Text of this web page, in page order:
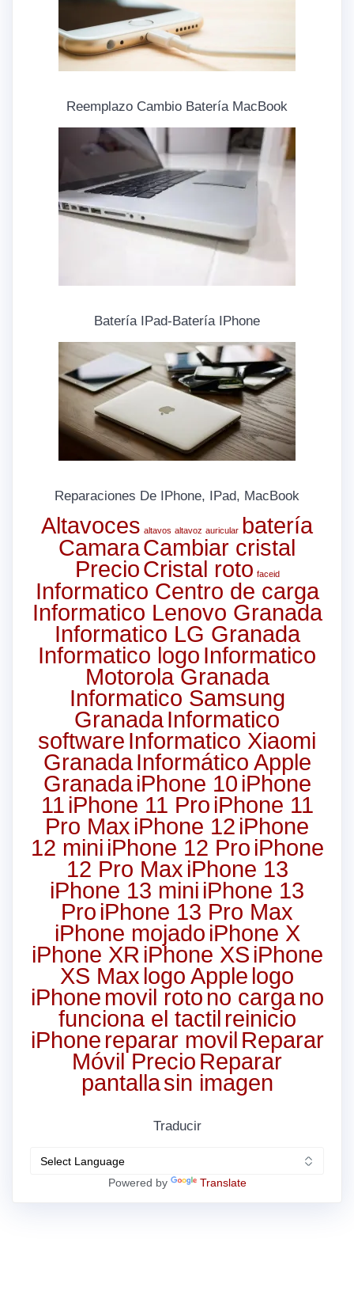
Reemplazo Cambio Batería MacBook
Batería IPad-Batería IPhone
Reparaciones De IPhone, IPad, MacBook
Altavoces altavos altavoz auricular batería
CamaraCambiar cristal
PrecioCristal roto faceid
Informatico Centro de carga
Informatico Lenovo Granada
Informatico LG Granada
Informatico logo Informatico
Motorola Granada
Informatico Samsung
GranadaInformatico
software Informatico Xiaomi
GranadaInformático Apple
GranadaiPhone 10 iPhone
11 iPhone 11 Pro iPhone 11
Pro Max iPhone 12 iPhone
12 mini iPhone 12 Pro iPhone
12 Pro Max iPhone 13
iPhone 13 mini iPhone 13
Pro iPhone 13 Pro Max
iPhone mojado iPhone X
iPhone XR iPhone XS iPhone
XS Max logo Apple logo
iPhone movil rotono cargano
funciona el tactil reinicio
iPhone reparar movil Reparar
Móvil Precio Reparar
pantallasin imagen
Traducir
Powered by Translate